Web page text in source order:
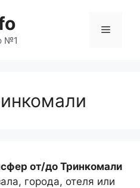
№1
Меню
от/до Тринкомали
города, отеля или